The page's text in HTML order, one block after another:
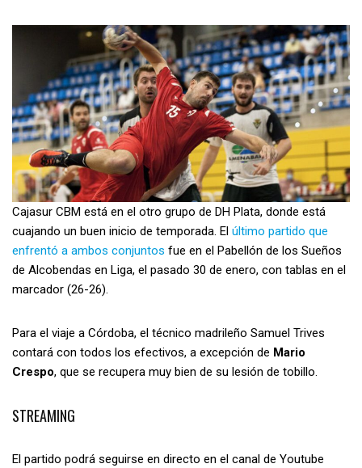
Cajasur CBM está en el otro grupo de DH Plata, donde está
cuajando un buen inicio de temporada. El último partido que
enfrentó a ambos conjuntos fue en el Pabellón de los Sueños
de Alcobendas en Liga, el pasado 30 de enero, con tablas en el
marcador (26-26).
Para el viaje a Córdoba, el técnico madrileño Samuel Trives
contará con todos los efectivos, a excepción de Mario
Crespo, que se recupera muy bien de su lesión de tobillo.
STREAMING
El partido podrá seguirse en directo en el canal de Youtube